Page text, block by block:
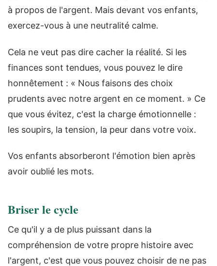
à propos de l'argent. Mais devant vos enfants,
exercez-vous à une neutralité calme.
Cela ne veut pas dire cacher la réalité. Si les
finances sont tendues, vous pouvez le dire
honnêtement : « Nous faisons des choix
prudents avec notre argent en ce moment. » Ce
que vous évitez, c'est la charge émotionnelle :
les soupirs, la tension, la peur dans votre voix.
Vos enfants absorberont l'émotion bien après
avoir oublié les mots.
Briser le cycle
Ce qu'il y a de plus puissant dans la
compréhension de votre propre histoire avec
l'argent, c'est que vous pouvez choisir de ne pas